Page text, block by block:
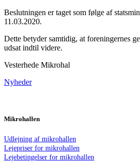
Beslutningen er taget som følge af
11.03.2020.
Dette betyder samtidig, at foreningernes
udsat indtil videre.
Vesterhede Mikrohal
Nyheder
Mikrohallen
Udlejning af mikrohallen
Lejepriser for mikrohallen
Lejebetingelser for mikrohallen